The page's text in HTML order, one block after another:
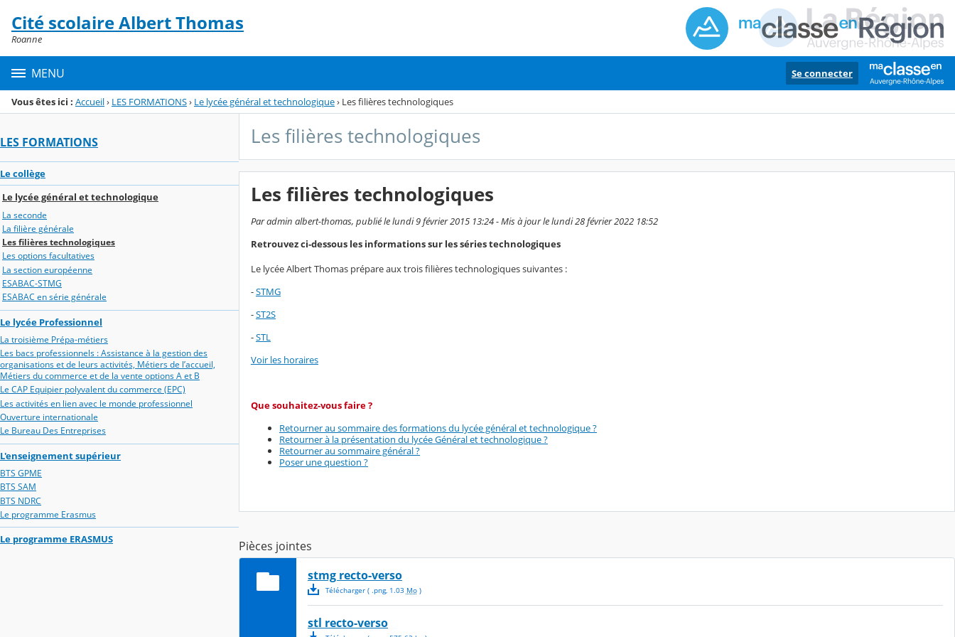
Menu de la rubrique
Contenu
Cité scolaire Albert Thomas
Roanne
MENU Se connecter
Vous êtes ici : Accueil› LES FORMATIONS› Le lycée général et technologique› Les filières technologiques
LES FORMATIONS
Le collège
Le lycée général et technologique
La seconde
La filière générale
Les filières technologiques
Les options facultatives
La section européenne
ESABAC-STMG
ESABAC en série générale
Le lycée Professionnel
La troisième Prépa-métiers
Les bacs professionnels : Assistance à la gestion des
organisations et de leurs activités, Métiers de l’accueil,
Métiers du commerce et de la vente options A et B
Le CAP Equipier polyvalent du commerce (EPC)
Les activités en lien avec le monde professionnel
Ouverture internationale
Le Bureau Des Entreprises
L'enseignement supérieur
BTS GPME
BTS SAM
BTS NDRC
Le programme Erasmus
Le programme ERASMUS
Les filières technologiques
Les filières technologiques
Par admin albert-thomas, publié le lundi 9 février 2015 13:24 - Mis à jour le lundi 28 février 2022 18:52
Retrouvez ci-dessous les informations sur les séries technologiques
Le lycée Albert Thomas prépare aux trois filières technologiques suivantes :
-STMG
-ST2S
-STL
Voir les horaires
Que souhaitez-vous faire ?
Retourner au sommaire des formations du lycée général et technologique ?
Retourner à la présentation du lycée Général et technologique ?
Retourner au sommaire général ?
Poser une question ?
Pièces jointes
stmg recto-verso
Télécharger( .png, 1.03 Mo)
stl recto-verso